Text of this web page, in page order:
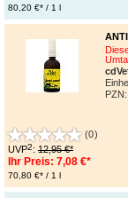
80,20 €* / 1 l
PZN:
(0)
UVP2: 12,95 €*
Ihr Preis: 7,08 €*
70,80 €* / 1 l